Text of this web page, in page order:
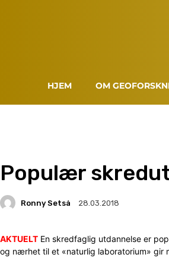
HJEM OM
Populær
Ronny Setså 28.03.2018
AKTUELT En skredfaglig utdannelse er
og nærhet til et «naturlig laboratorium» gir